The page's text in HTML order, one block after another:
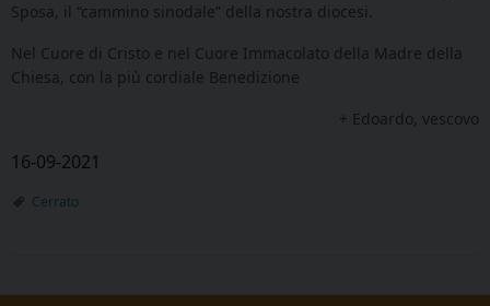
Sposa, il “cammino sinodale” della nostra diocesi.
Nel Cuore di Cristo e nel Cuore Immacolato della Madre della
Chiesa, con la più cordiale Benedizione
+ Edoardo, vescovo
16-09-2021
Cerrato